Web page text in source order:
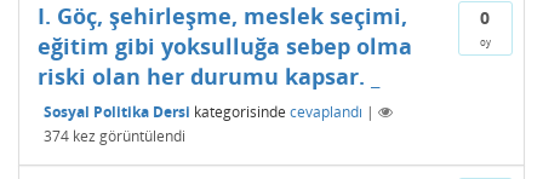
0
oy
I. Göç, şehirleşme, meslek seçimi,
eğitim gibi yoksulluğa sebep olma
riski olan her durumu kapsar. _
Sosyal Politika Dersi kategorisinde cevaplandı |
374 kez görüntülendi